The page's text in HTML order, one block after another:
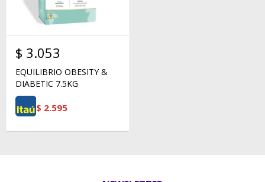
$ 3.053
EQUILIBRIO OBESITY &
DIABETIC 7.5KG
$ 2.595